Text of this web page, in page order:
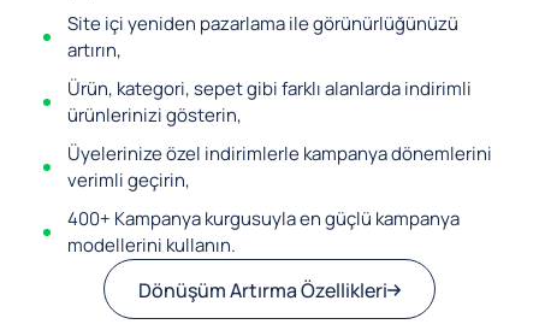
Site içi yeniden pazarlama ile görünürlüğünüzü
artırın,
Ürün, kategori, sepet gibi farklı alanlarda indirimli
ürünlerinizi gösterin,
Üyelerinize özel indirimlerle kampanya dönemlerini
verimli geçirin,
400+ Kampanya kurgusuyla en güçlü kampanya
modellerini kullanın.
Dönüşüm Artırma Özellikleri